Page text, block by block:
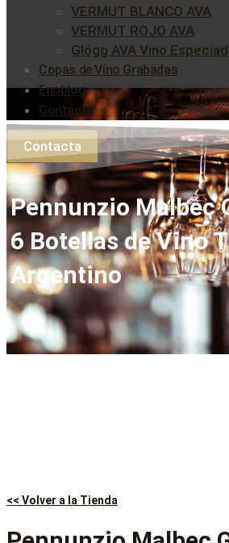
VERMUT BLANCO AVA
VERMUT ROJO AVA
Glögg AVA Vino
Copas de Vino Grabadas
Enoblog
Contacta
Contacta
Pennunzio Malbec
6 Botellas de Vino
Argentino
<< Volver a la Tienda